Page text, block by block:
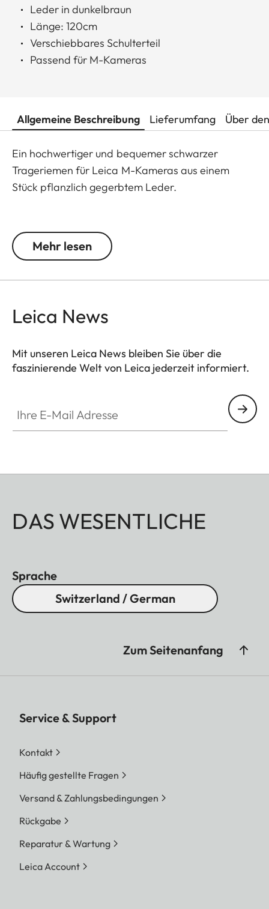
Leder in dunkelbraun
Länge: 120cm
Verschiebbares Schulterteil
Passend für M-Kameras
Allgemeine Beschreibung Lieferumfang Über
Ein hochwertiger und bequemer schwarzer
Trageriemen für Leica M-Kameras aus einem
Stück pflanzlich gegerbtem Leder.
Verarbeitung, denn sowohl der Tragriemen als
auch das verschiebbare Schulterteil sind aus
Rindsleder, dass mit der Zeit weicher und
Patina erhält. Die Mitte des Tragriemens ziert ein
dezent geprägter Leica Schriftzug.
Mehr lesen
Leica News
Mit unseren Leica News bleiben Sie über die
faszinierende Welt von Leica jederzeit informiert.
DAS WESENTLICHE
Sprache
Switzerland / German
Zum Seitenanfang
Service & Support
Kontakt
Häufig gestellte Fragen
Versand & Zahlungsbedingungen
Rückgabe
Reparatur & Wartung
Leica Account